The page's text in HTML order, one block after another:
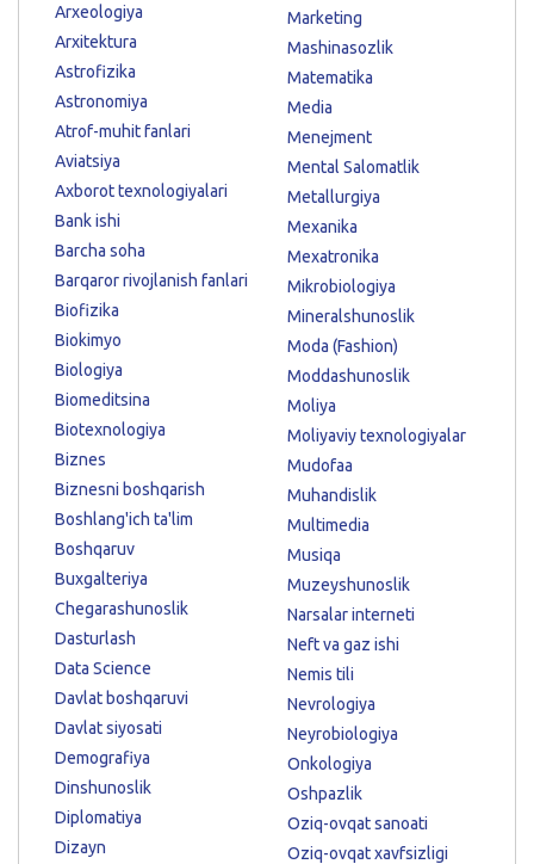
Arxeologiya
Arxitektura
Astrofizika
Astronomiya
Atrof-muhit fanlari
Aviatsiya
Axborot texnologiyalari
Bank ishi
Barcha soha
Barqaror rivojlanish fanlari
Biofizika
Biokimyo
Biologiya
Biomeditsina
Biotexnologiya
Biznes
Biznesni boshqarish
Boshlang'ich ta'lim
Boshqaruv
Buxgalteriya
Chegarashunoslik
Dasturlash
Data Science
Davlat boshqaruvi
Davlat siyosati
Demografiya
Dinshunoslik
Diplomatiya
Dizayn
Marketing
Mashinasozlik
Matematika
Media
Menejment
Mental Salomatlik
Metallurgiya
Mexanika
Mexatronika
Mikrobiologiya
Mineralshunoslik
Moda (Fashion)
Moddashunoslik
Moliya
Moliyaviy texnologiyalar
Mudofaa
Muhandislik
Multimedia
Musiqa
Muzeyshunoslik
Narsalar interneti
Neft va gaz ishi
Nemis tili
Nevrologiya
Neyrobiologiya
Onkologiya
Oshpazlik
Oziq-ovqat sanoati
Oziq-ovqat xavfsizligi